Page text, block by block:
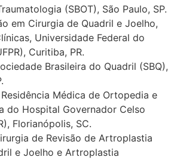
(SBOT), São Paulo, SP.
em Cirurgia de Quadril e Joelho,
Universidade Federal do
Curitiba, PR.
Brasileira do Quadril (SBQ),
Médica de Ortopedia e
do Hospital Governador Celso
Florianópolis, SC.
de Revisão de Artroplastia
e Joelho e Artroplastia